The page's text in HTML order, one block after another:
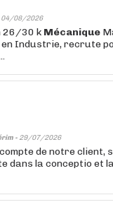
04/08/2026
26/30 k Mécanique
Industrie, recrute
- 29/07/2026
de notre client,
dans la conceptio et